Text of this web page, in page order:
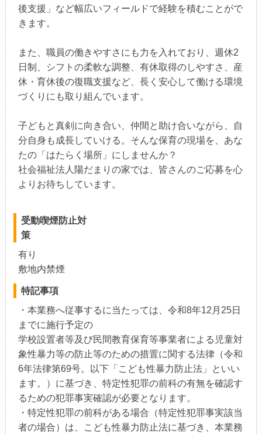
後支援」など幅広いフィールドで経験を積むことがで
きます。
また、職員の働きやすさにも力を入れており、週休2
日制、シフトの柔軟な調整、有休取得のしやすさ、産
休・育休後の復職支援など、長く安心して働ける環境
づくりにも取り組んでいます。
子どもと真剣に向き合い、仲間と助け合いながら、自
分自身も成長していける。そんな保育の現場を、あな
たの「はたらく場所」にしませんか？
社会福祉法人陽だまりの家では、皆さんのご応募を心
よりお待ちしています。
受動喫煙防止対
策
有り
敷地内禁煙
特記事項
・本業務へ従事するに当たっては、令和8年12月25日
までに施行予定の
学校設置者等及び民間教育保育等事業者による児童対
象性暴力等の防止等のための措置に関する法律（令和
6年法律第69号。以下「こども性暴力防止法」といい
ます。）に基づき、特定性犯罪の前科の有無を確認す
るための犯罪事実確認が必要となります。
・特定性犯罪の前科がある場合（特定性犯罪事実該当
者の場合）は、こども性暴力防止法に基づき、本業務